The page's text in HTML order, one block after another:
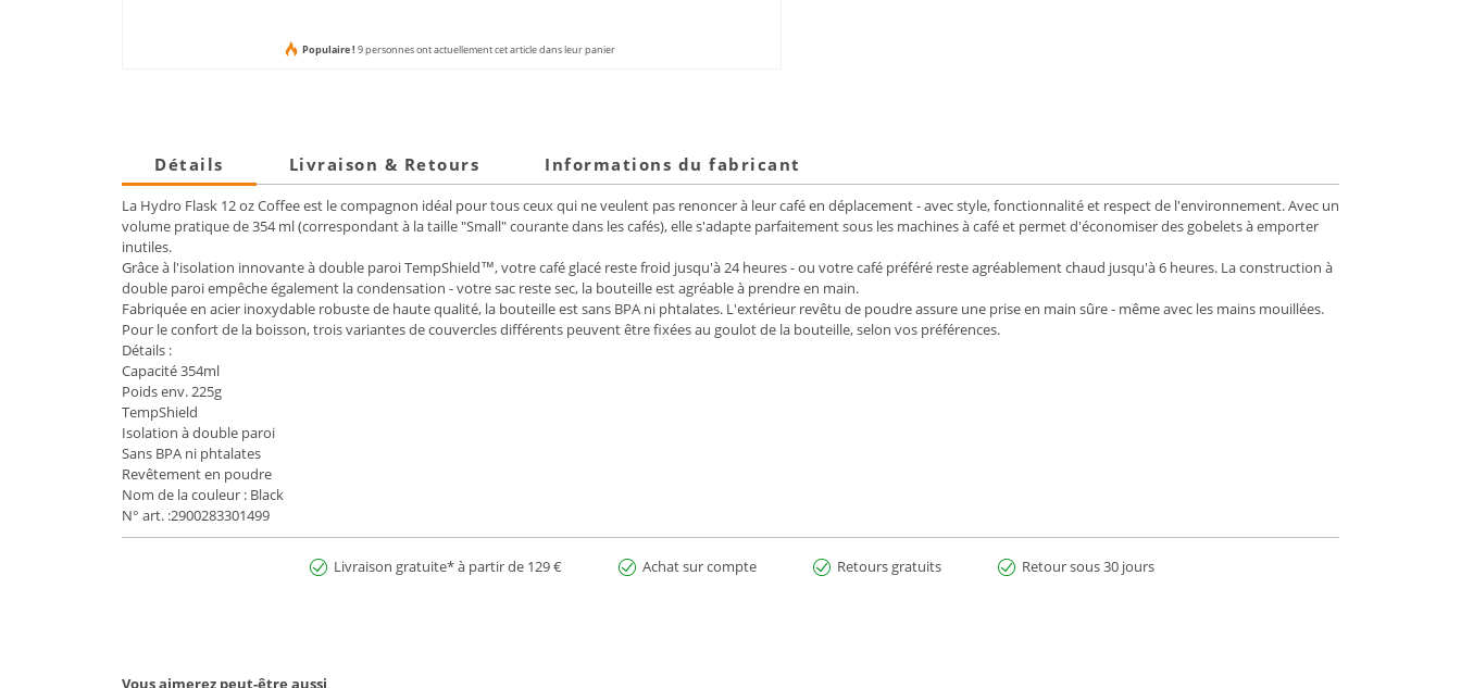
Populaire ! 9 personnes ont actuellement cet article dans leur panier
Détails Livraison & Retours Informations du fabricant
La Hydro Flask 12 oz Coffee est le compagnon idéal pour tous ceux qui ne veulent pas renoncer à leur café en déplacement - avec style, fonctionnalité et respect de l'environnement. Avec un
volume pratique de 354 ml (correspondant à la taille "Small" courante dans les cafés), elle s'adapte parfaitement sous les machines à café et permet d'économiser des gobelets à emporter
inutiles.
Grâce à l'isolation innovante à double paroi TempShield™, votre café glacé reste froid jusqu'à 24 heures - ou votre café préféré reste agréablement chaud jusqu'à 6 heures. La construction à
double paroi empêche également la condensation - votre sac reste sec, la bouteille est agréable à prendre en main.
Fabriquée en acier inoxydable robuste de haute qualité, la bouteille est sans BPA ni phtalates. L'extérieur revêtu de poudre assure une prise en main sûre - même avec les mains mouillées.
Pour le confort de la boisson, trois variantes de couvercles différents peuvent être fixées au goulot de la bouteille, selon vos préférences.
Détails :
Capacité 354ml
Poids env. 225g
TempShield
Isolation à double paroi
Sans BPA ni phtalates
Revêtement en poudre
Nom de la couleur : Black
N° art. :2900283301499
Livraison gratuite* à partir de 129 € Achat sur compte Retours gratuits Retour sous 30 jours
Vous aimerez peut-être aussi